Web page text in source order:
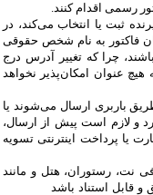
رسمی اقدام کنند.
ثبت یا انتخاب می‌کند، در
فاکتور به نام شخص حقوقی
چرا که تغییر آدرس درج
عنوان امکان‌پذیر نخواهد
باربری ارسال می‌شوند یا
و لازم است پیش از ارسال،
یا پرداخت اینترنتی تسویه
نت، رستوران، هتل و مانند
قابل استناد باشد